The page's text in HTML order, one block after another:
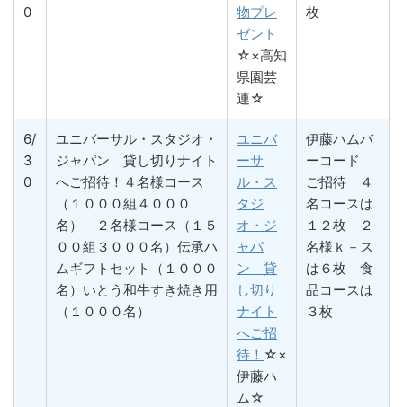
0
物プレ
ゼント
☆×高知
県園芸
連☆
枚
6/
3
0
ユニバーサル・スタジオ・
ジャパン 貸し切りナイト
へご招待！４名様コース
（１０００組４０００
名） ２名様コース（１５
００組３０００名）伝承ハ
ムギフトセット（１０００
名）いとう和牛すき焼き用
（１０００名）
ユニバ
ーサ
ル・ス
タジ
オ・ジ
ャパ
ン 貸
し切り
ナイト
へご招
待！ ☆×
伊藤ハ
ム☆
伊藤ハムバ
ーコード
ご招待 ４
名コースは
１２枚 ２
名様ｋ－ス
は６枚 食
品コースは
３枚